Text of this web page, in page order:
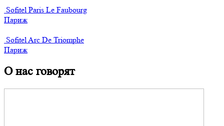
Sofitel Paris Le Faubourg
Париж
Sofitel Arc De Triomphe
Париж
О нас говорят